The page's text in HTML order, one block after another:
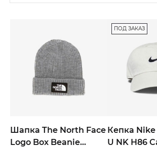
Шапка The North Face
Logo Box Beanie
ПОД ЗАКАЗ
Кепка Nike
U NK H86